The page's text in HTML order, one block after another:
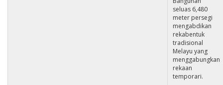
seluas 6,480
meter persegi
mengabdikan
rekabentuk
tradisional
Melayu yang
menggabungkan
rekaan
temporari.